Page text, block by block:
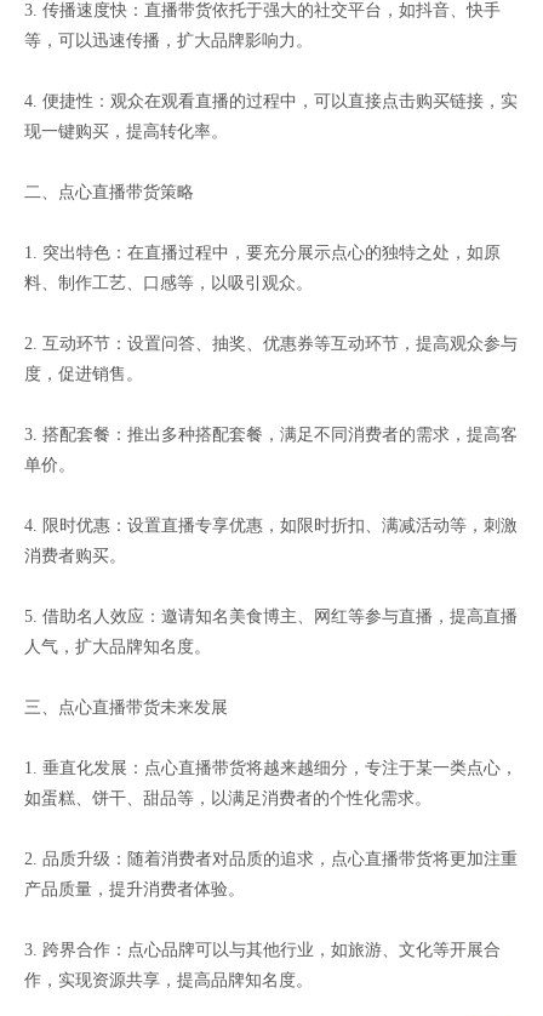
3. 传播速度快：直播带货依托于强大的社交平台，如抖音、快手
等，可以迅速传播，扩大品牌影响力。
4. 便捷性：观众在观看直播的过程中，可以直接点击购买链接，实
现一键购买，提高转化率。
二、点心直播带货策略
1. 突出特色：在直播过程中，要充分展示点心的独特之处，如原
料、制作工艺、口感等，以吸引观众。
2. 互动环节：设置问答、抽奖、优惠券等互动环节，提高观众参与
度，促进销售。
3. 搭配套餐：推出多种搭配套餐，满足不同消费者的需求，提高客
单价。
4. 限时优惠：设置直播专享优惠，如限时折扣、满减活动等，刺激
消费者购买。
5. 借助名人效应：邀请知名美食博主、网红等参与直播，提高直播
人气，扩大品牌知名度。
三、点心直播带货未来发展
1. 垂直化发展：点心直播带货将越来越细分，专注于某一类点心，
如蛋糕、饼干、甜品等，以满足消费者的个性化需求。
2. 品质升级：随着消费者对品质的追求，点心直播带货将更加注重
产品质量，提升消费者体验。
3. 跨界合作：点心品牌可以与其他行业，如旅游、文化等开展合
作，实现资源共享，提高品牌知名度。